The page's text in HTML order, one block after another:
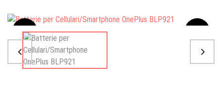
Sale